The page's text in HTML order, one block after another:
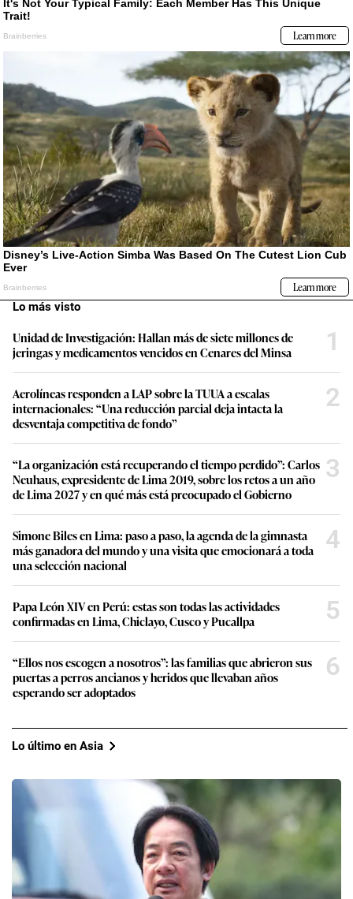
Lo más visto
Unidad de Investigación: Hallan más de siete millones de
jeringas y medicamentos vencidos en Cenares del Minsa
1
Aerolíneas responden a LAP sobre la TUUA a escalas
internacionales: “Una reducción parcial deja intacta la
desventaja competitiva de fondo”
2
“La organización está recuperando el tiempo perdido”: Carlos
Neuhaus, expresidente de Lima 2019, sobre los retos a un año
de Lima 2027 y en qué más está preocupado el Gobierno
3
Simone Biles en Lima: paso a paso, la agenda de la gimnasta
más ganadora del mundo y una visita que emocionará a toda
una selección nacional
4
Papa León XIV en Perú: estas son todas las actividades
confirmadas en Lima, Chiclayo, Cusco y Pucallpa
5
“Ellos nos escogen a nosotros”: las familias que abrieron sus
puertas a perros ancianos y heridos que llevaban años
esperando ser adoptados
6
Lo último en Asia